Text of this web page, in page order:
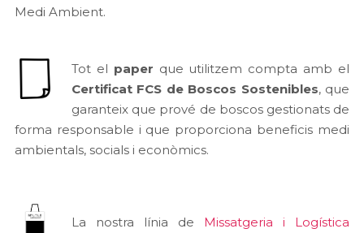
Medi Ambient.
Tot el paper que utilitzem compta amb el
Certificat FCS de Boscos Sostenibles, que
garanteix que prové de boscos gestionats de
forma responsable i que proporciona beneficis medi
ambientals, socials i econòmics.
La nostra línia de Missatgeria i Logística